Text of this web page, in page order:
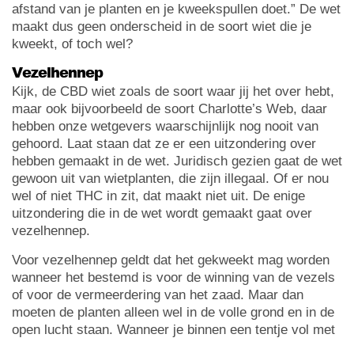
afstand van je planten en je kweekspullen doet.” De wet
maakt dus geen onderscheid in de soort wiet die je
kweekt, of toch wel?
Vezelhennep
Kijk, de CBD wiet zoals de soort waar jij het over hebt,
maar ook bijvoorbeeld de soort Charlotte’s Web, daar
hebben onze wetgevers waarschijnlijk nog nooit van
gehoord. Laat staan dat ze er een uitzondering over
hebben gemaakt in de wet. Juridisch gezien gaat de wet
gewoon uit van wietplanten, die zijn illegaal. Of er nou
wel of niet THC in zit, dat maakt niet uit. De enige
uitzondering die in de wet wordt gemaakt gaat over
vezelhennep.
Voor vezelhennep geldt dat het gekweekt mag worden
wanneer het bestemd is voor de winning van de vezels
of voor de vermeerdering van het zaad. Maar dan
moeten de planten alleen wel in de volle grond en in de
open lucht staan. Wanneer je binnen een tentje vol met